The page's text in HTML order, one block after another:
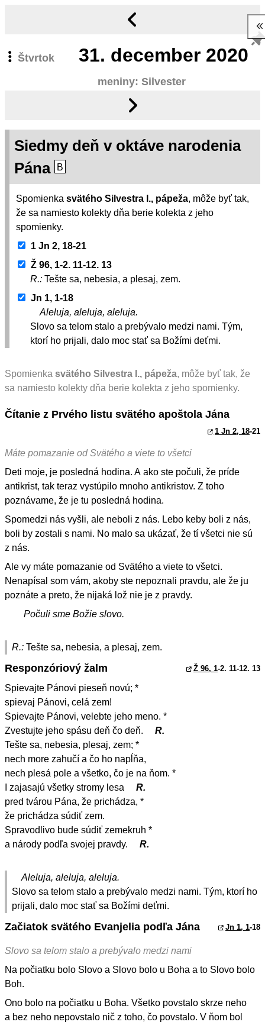
Štvrtok 31. december 2020
meniny: Silvester
Siedmy deň v oktáve narodenia
Pána
B
Spomienkasvätého Silvestra I., pápeža, môže byť tak,
že sa namiesto kolekty dňa berie kolekta z jeho
spomienky.
1 Jn 2, 18-21
Ž 96, 1-2. 11-12. 13
R.: Tešte sa, nebesia, a plesaj, zem.
Jn 1, 1-18
Aleluja, aleluja, aleluja.
Slovo sa telom stalo a prebývalo medzi nami. Tým,
ktorí ho prijali, dalo moc stať sa Božími deťmi.
Spomienka svätého Silvestra I., pápeža, môže byť tak, že
sa namiesto kolekty dňa berie kolekta z jeho spomienky.
Čítanie z Prvého listu svätého apoštola Jána
1 Jn 2, 18-21
Máte pomazanie od Svätého a viete to všetci
Deti moje, je posledná hodina. A ako ste počuli, že príde
antikrist, tak teraz vystúpilo mnoho antikristov. Z toho
poznávame, že je tu posledná hodina.
Spomedzi nás vyšli, ale neboli z nás. Lebo keby boli z nás,
boli by zostali s nami. No malo sa ukázať, že tí všetci nie sú
z nás.
Ale vy máte pomazanie od Svätého a viete to všetci.
Nenapísal som vám, akoby ste nepoznali pravdu, ale že ju
poznáte a preto, že nijaká lož nie je z pravdy.
Počuli sme Božie slovo.
R.: Tešte sa, nebesia, a plesaj, zem.
Responzóriový žalm Ž 96, 1-2. 11-12. 13
Spievajte Pánovi pieseň novú; *
spievaj Pánovi, celá zem!
Spievajte Pánovi, velebte jeho meno. *
Zvestujte jeho spásu deň čo deň.
R.
Tešte sa, nebesia, plesaj, zem; *
nech more zahučí a čo ho napĺňa,
nech plesá pole a všetko, čo je na ňom. *
I zajasajú všetky stromy lesa
R.
pred tvárou Pána, že prichádza, *
že prichádza súdiť zem.
Spravodlivo bude súdiť zemekruh *
a národy podľa svojej pravdy.
R.
Aleluja, aleluja, aleluja.
Slovo sa telom stalo a prebývalo medzi nami. Tým, ktorí ho
prijali, dalo moc stať sa Božími deťmi.
Začiatok svätého Evanjelia podľa Jána Jn 1, 1-18
Slovo sa telom stalo a prebývalo medzi nami
Na počiatku bolo Slovo a Slovo bolo u Boha a to Slovo bolo
Boh.
Ono bolo na počiatku u Boha. Všetko povstalo skrze neho
a bez neho nepovstalo nič z toho, čo povstalo. V ňom bol